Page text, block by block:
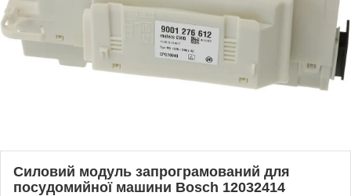
Силовий модуль запрограмований для
посудомийної машини Bosch 12032414